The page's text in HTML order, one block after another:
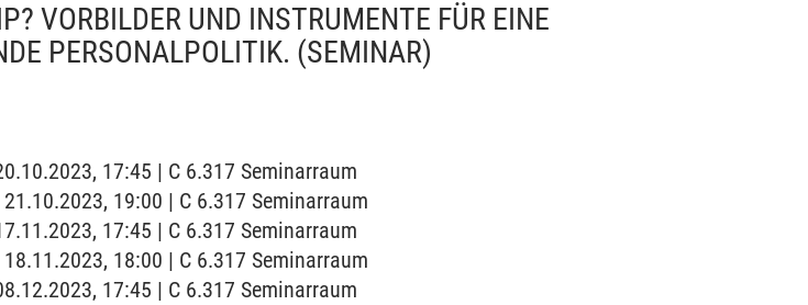
VORBILDER UND INSTRUMENTE FÜR EINE
PERSONALPOLITIK. (SEMINAR)
17:45 | C 6.317 Seminarraum
19:00 | C 6.317 Seminarraum
17:45 | C 6.317 Seminarraum
18:00 | C 6.317 Seminarraum
17:45 | C 6.317 Seminarraum